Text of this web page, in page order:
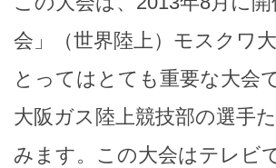
会」（世界陸上）モスクワ
とってはとても重要な大会
大阪ガス陸上競技部の選手
みます。この大会はテレビ